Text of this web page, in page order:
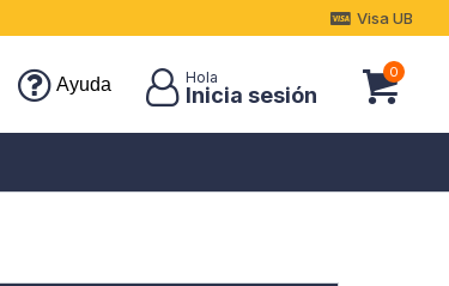
Ayuda
0
Visa UB